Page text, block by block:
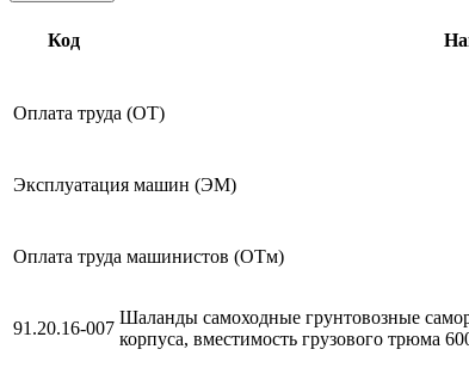
Код
Оплата труда (ОТ)
Эксплуатация машин (ЭМ)
Оплата труда машинистов (ОТм)
91.20.16-007
Шаланды самоходные грунтовозные
корпуса, вместимость грузового трюма